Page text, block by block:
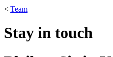
< Team
Stay in touch